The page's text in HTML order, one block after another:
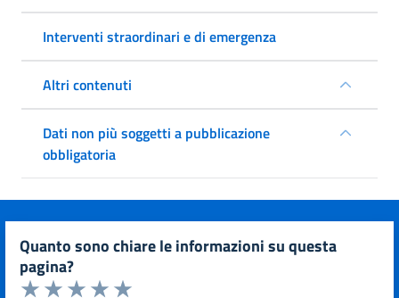
Interventi straordinari e di emergenza
Altri contenuti
Dati non più soggetti a pubblicazione
obbligatoria
quanto sono chiare le informazioni su questa
pagina?
Valuta da 1 a 5 stelle la pagina